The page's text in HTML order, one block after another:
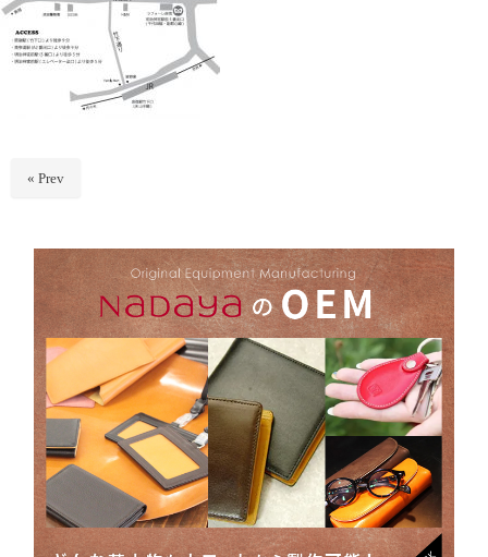
« Prev